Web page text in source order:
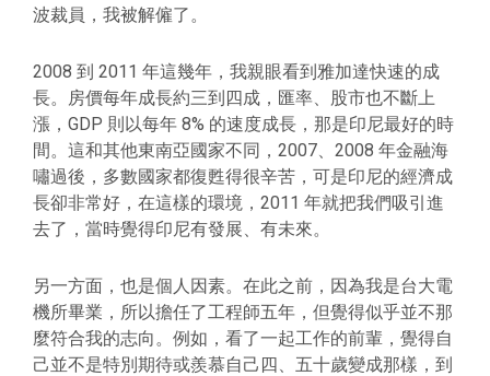
波裁員，我被解僱了。
2008 到 2011 年這幾年，我親眼看到雅加達快速的成
長。房價每年成長約三到四成，匯率、股市也不斷上
漲，GDP 則以每年 8% 的速度成長，那是印尼最好的時
間。這和其他東南亞國家不同，2007、2008 年金融海
嘯過後，多數國家都復甦得很辛苦，可是印尼的經濟成
長卻非常好，在這樣的環境，2011 年就把我們吸引進
去了，當時覺得印尼有發展、有未來。
另一方面，也是個人因素。在此之前，因為我是台大電
機所畢業，所以擔任了工程師五年，但覺得似乎並不那
麼符合我的志向。例如，看了一起工作的前輩，覺得自
己並不是特別期待或羨慕自己四、五十歲變成那樣，到